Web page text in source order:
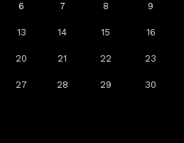
6 7 8 9
13 14 15 16
20 21 22 23
27 28 29 30